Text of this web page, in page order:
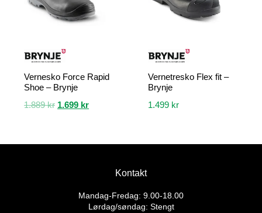
velges
velges
Vernesko Force Rapid
Shoe – Brynje
1.889kr Opprinnelig
1.889 kr.
1.699 krNåværende
1.699 kr.
produktet
Vernetresko Flex fit –
Brynje
1.499 kr
produktet
flere
Alternativene
kan
Kontakt
Mandag-Fredag: 9.00-18.00
Lørdag/søndag: Stengt